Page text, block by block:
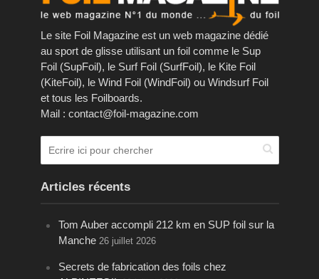
Le site Foil Magazine est un web magazine dédié
au sport de glisse utilisant un foil comme le Sup
Foil (SupFoil), le Surf Foil (SurfFoil), le Kite Foil
(KiteFoil), le Wind Foil (WindFoil) ou Windsurf Foil
et tous les Foilboards.
Mail : contact@foil-magazine.com
Articles récents
Tom Auber accompli 212 km en SUP foil sur la
Manche 26 juillet 2026
Secrets de fabrication des foils chez